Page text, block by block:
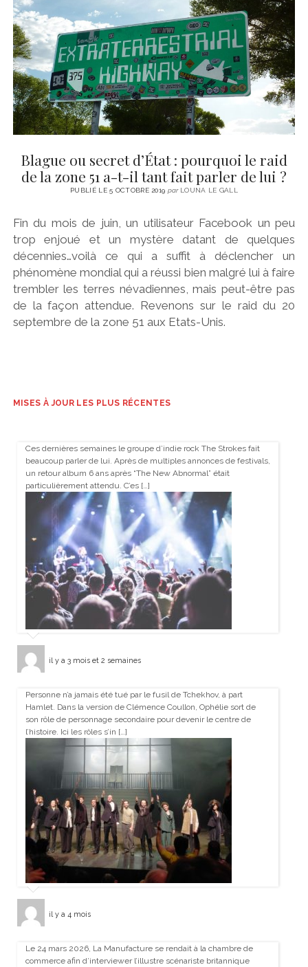
LITTÉRATURE
ÉCONOMIE
SPORT
MÉDIAS
SANTÉ
email-
form
Blague ou secret d’État : pourquoi le raid
de la zone 51 a-t-il tant fait parler de lui ?
PUBLIÉ LE 5 OCTOBRE 2019 parLOUNA LE GALL
Fin du mois de juin, un utilisateur Facebook un peu
trop enjoué et un mystère datant de quelques
décennies…voilà ce qui a suffit à déclencher un
phénomène mondial qui a réussi bien malgré lui à faire
trembler les terres névadiennes, mais peut-être pas
de la façon attendue. Revenons sur le raid du 20
septembre de la zone 51 aux Etats-Unis.
MISES À JOUR LES PLUS RÉCENTES
Ces dernières semaines le groupe d’indie rock The Strokes fait
beaucoup parler de lui. Après de multiples annonces de festivals,
un retour album 6 ans après “The New Abnormal” était
particulièrement attendu. C’es […]
il y a 3 mois et 2 semaines
Personne n’a jamais été tué par le fusil de Tchekhov, à part
Hamlet. Dans la version de Clémence Coullon, Ophélie sort de
son rôle de personnage secondaire pour devenir le centre de
l’histoire. Ici les rôles s’in […]
il y a 4 mois
Le 24 mars 2026, La Manufacture se rendait à la chambre de
commerce afin d’interviewer l’illustre scénariste britannique